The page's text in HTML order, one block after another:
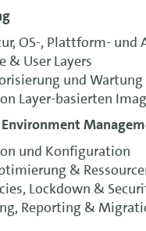
OS-, Plattform- und
& User Layers
und
Layer-basierten
und Konfiguration
&
Lockdown &
Reporting &